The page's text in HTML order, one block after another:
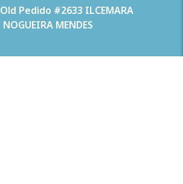
Old Pedido #2633 ILCEMARA
NOGUEIRA MENDES